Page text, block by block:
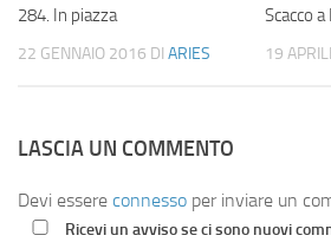
284. In piazza
22 GENNAIO 2016 DI ARIES
Scacco a
19
LASCIA UN COMMENTO
Devi essere connesso per inviare un
Ricevi un avviso se ci sono nuovi